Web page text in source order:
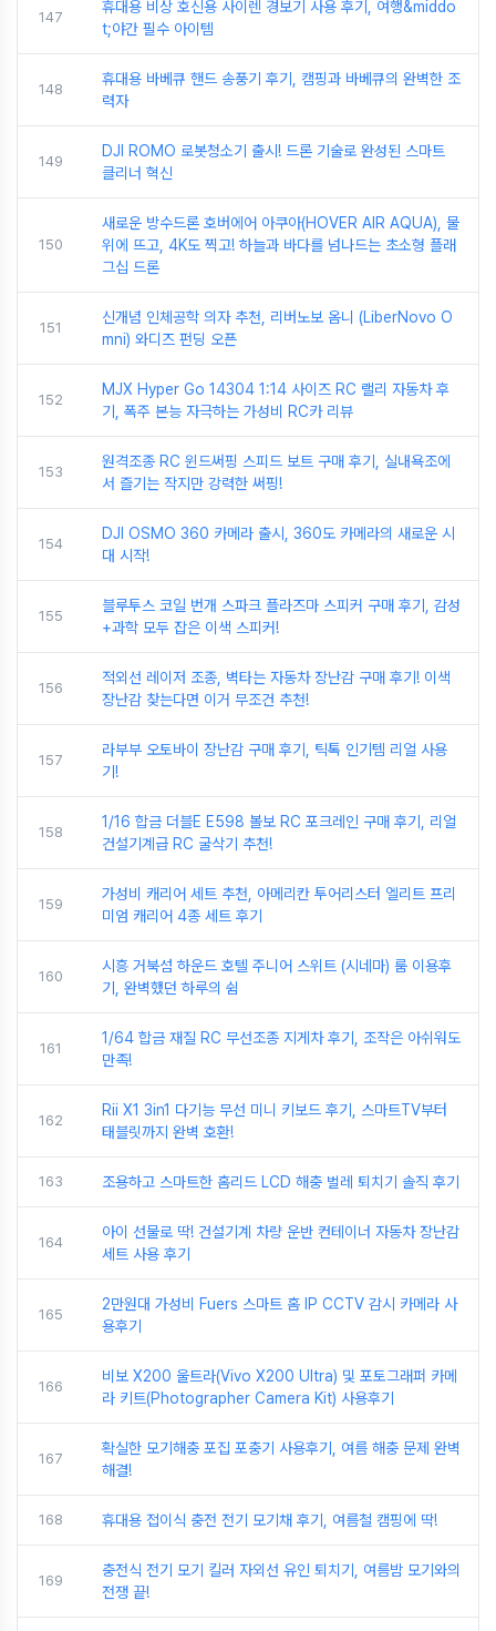
147
휴대용 비상 호신용 사이렌 경보기 사용 후기, 여행&middo
t;야간 필수 아이템
148
휴대용 바베큐 핸드 송풍기 후기, 캠핑과 바베큐의 완벽한 조
력자
149
DJI ROMO 로봇청소기 출시! 드론 기술로 완성된 스마트
클리너 혁신
150
새로운 방수드론 호버에어 아쿠아(HOVER AIR AQUA), 물
위에 뜨고, 4K도 찍고! 하늘과 바다를 넘나드는 초소형 플래
그십 드론
151
신개념 인체공학 의자 추천, 리버노보 옴니 (LiberNovo O
mni) 와디즈 펀딩 오픈
152
MJX Hyper Go 14304 1:14 사이즈 RC 랠리 자동차 후
기, 폭주 본능 자극하는 가성비 RC카 리뷰
153
원격조종 RC 윈드써핑 스피드 보트 구매 후기, 실내욕조에
서 즐기는 작지만 강력한 써핑!
154
DJI OSMO 360 카메라 출시, 360도 카메라의 새로운 시
대 시작!
155
블루투스 코일 번개 스파크 플라즈마 스피커 구매 후기, 감성
+과학 모두 잡은 이색 스피커!
156
적외선 레이저 조종, 벽타는 자동차 장난감 구매 후기! 이색
장난감 찾는다면 이거 무조건 추천!
157
라부부 오토바이 장난감 구매 후기, 틱톡 인기템 리얼 사용
기!
158
1/16 합금 더블E E598 볼보 RC 포크레인 구매 후기, 리얼
건설기계급 RC 굴삭기 추천!
159
가성비 캐리어 세트 추천, 아메리칸 투어리스터 엘리트 프리
미엄 캐리어 4종 세트 후기
160
시흥 거북섬 하운드 호텔 주니어 스위트 (시네마) 룸 이용후
기, 완벽했던 하루의 쉼
161
1/64 합금 재질 RC 무선조종 지게차 후기, 조작은 아쉬워도
만족!
162
Rii X1 3in1 다기능 무선 미니 키보드 후기, 스마트TV부터
태블릿까지 완벽 호환!
163 조용하고 스마트한 홈리드 LCD 해충 벌레 퇴치기 솔직 후기
164
아이 선물로 딱! 건설기계 차량 운반 컨테이너 자동차 장난감
세트 사용 후기
165
2만원대 가성비 Fuers 스마트 홈 IP CCTV 감시 카메라 사
용후기
166
비보 X200 울트라(Vivo X200 Ultra) 및 포토그래퍼 카메
라 키트(Photographer Camera Kit) 사용후기
167
확실한 모기해충 포집 포충기 사용후기, 여름 해충 문제 완벽
해결!
168 휴대용 접이식 충전 전기 모기채 후기, 여름철 캠핑에 딱!
169
충전식 전기 모기 킬러 자외선 유인 퇴치기, 여름밤 모기와의
전쟁 끝!